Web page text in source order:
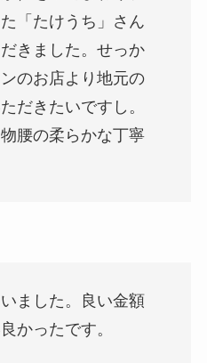
「たけうち」さん
きました。せっか
のお店より地元の
だきたいですし。
腰の柔らかな丁寧
ました。良い金額
かったです。